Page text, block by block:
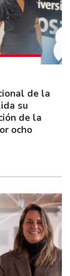
de la
su
de la
ocho